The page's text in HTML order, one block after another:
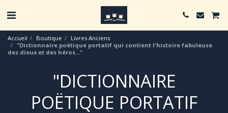
Accueil Boutique
Livres Anciens
"Dictionnaire poëtique portatif qui contient l'histoire fabuleuse
des dieux et des héros..."
"DICTIONNAIRE
POËTIQUE PORTATIF